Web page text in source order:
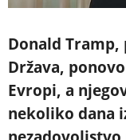
Donald
Država,
Evropi, a
nekoliko dana